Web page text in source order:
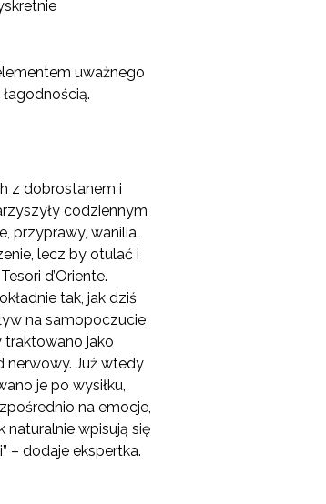
uważnego
z dobrostanem i
codziennym
przyprawy, wanilia,
lecz by otulać i
d’Oriente.
tak, jak dziś
na samopoczucie
traktowano jako
nerwowy. Już wtedy
je po wysiłku,
na emocje,
wpisują się
– dodaje ekspertka.